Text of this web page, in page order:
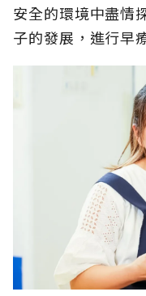
安全的環境中盡情
子的發展，進行早